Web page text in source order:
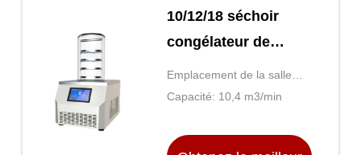
10/12/18 séchoir
congélateur de
laboratoire contrôle
de haute
pression
Emplacement de la salle
d'exposition: Aucune
Capacité: 10,4 m3/min